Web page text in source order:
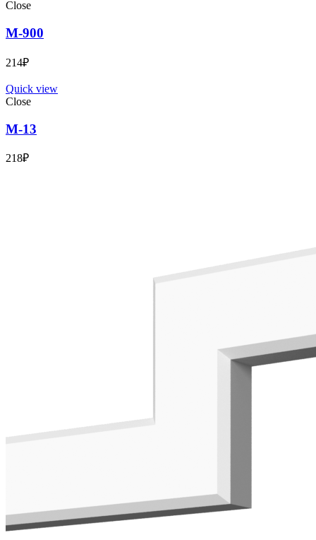
Close
М-900
214₽
Quick view
Close
М-13
218₽